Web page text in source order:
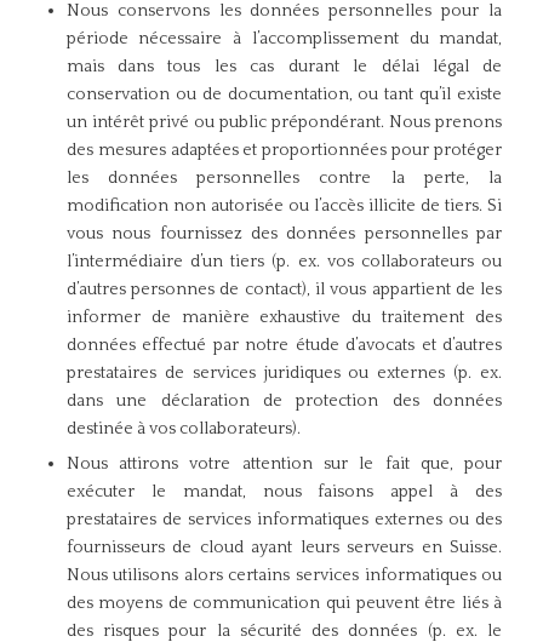
Nous conservons les données personnelles pour la
période nécessaire à l’accomplissement du mandat,
mais dans tous les cas durant le délai légal de
conservation ou de documentation, ou tant qu’il existe
un intérêt privé ou public prépondérant. Nous prenons
des mesures adaptées et proportionnées pour protéger
les données personnelles contre la perte, la
modification non autorisée ou l’accès illicite de tiers. Si
vous nous fournissez des données personnelles par
l’intermédiaire d’un tiers (p. ex. vos collaborateurs ou
d’autres personnes de contact), il vous appartient de les
informer de manière exhaustive du traitement des
données effectué par notre étude d’avocats et d’autres
prestataires de services juridiques ou externes (p. ex.
dans une déclaration de protection des données
destinée à vos collaborateurs).
Nous attirons votre attention sur le fait que, pour
exécuter le mandat, nous faisons appel à des
prestataires de services informatiques externes ou des
fournisseurs de cloud ayant leurs serveurs en Suisse.
Nous utilisons alors certains services informatiques ou
des moyens de communication qui peuvent être liés à
des risques pour la sécurité des données (p. ex. le